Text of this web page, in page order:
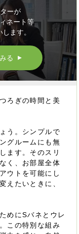
ーが
ネート等
ます。
る ▲
ろぎの時間と美
う。シンプルで
グルームにも無
ます。そのスリ
く、お部屋全体
ウトを可能にし
えたいときに、
めにSバネとウレ
この特別な組み